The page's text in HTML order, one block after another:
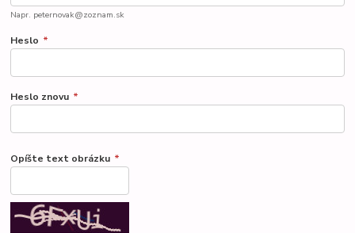
Napr. peternovak@zoznam.sk
Heslo *
Heslo znovu *
Opíšte text obrázku *